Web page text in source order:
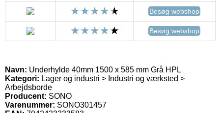
Besøg webshop
Besøg webshop
Navn: Underhylde 40mm 1500 x 585 mm Grå HPL
Kategori: Lager og industri > Industri og værksted >
Arbejdsborde
Producent: SONO
Varenummer: SONO301457